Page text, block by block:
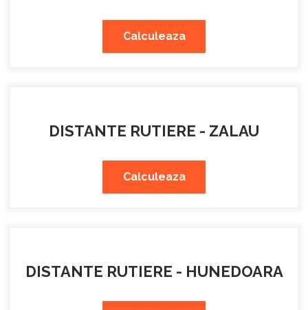
Calculeaza
DISTANTE RUTIERE - ZALAU
Calculeaza
DISTANTE RUTIERE - HUNEDOARA